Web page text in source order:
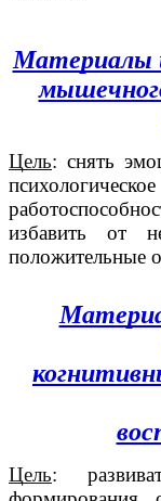
Материалы
Цель: снять
избавить от
положительные
Цель: